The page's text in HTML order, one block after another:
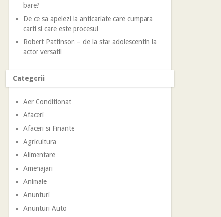
bare?
De ce sa apelezi la anticariate care cumpara
carti si care este procesul
Robert Pattinson – de la star adolescentin la
actor versatil
Categorii
Aer Conditionat
Afaceri
Afaceri si Finante
Agricultura
Alimentare
Amenajari
Animale
Anunturi
Anunturi Auto